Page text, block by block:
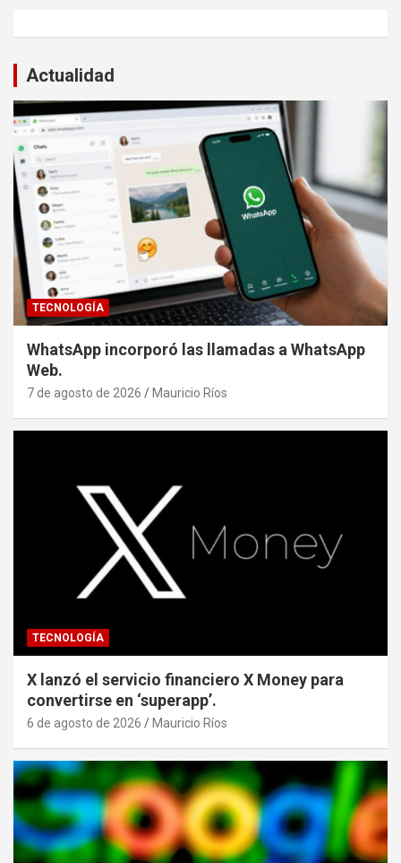
Actualidad
TECNOLOGÍA
WhatsApp incorporó las llamadas a WhatsApp
Web.
7 de agosto de 2026 Mauricio Ríos
TECNOLOGÍA
X lanzó el servicio financiero X Money para
convertirse en ‘superapp’.
6 de agosto de 2026 Mauricio Ríos